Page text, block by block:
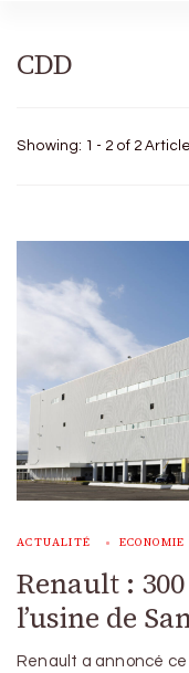
CDD
Showing: 1 - 2 of 2
ACTUALITÉ ECONOMIE
Renault :
l’usine de
Renault a annoncé ce